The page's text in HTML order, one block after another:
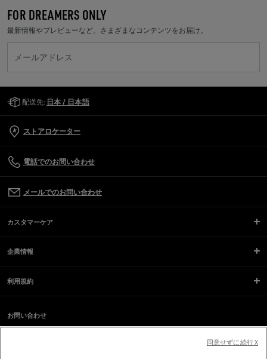
FOR DREAMERS ONLY
最新情報やプレビューなど、さまざまなコンテンツをお届け。
メールアドレス
配送先: 日本 / 日本語
ストアロケーター
電話でのお問い合わせ
メールでのお問い合わせ
カスタマーケア
企業情報
利用規約
お問い合わせ
スクリーンリーダーのご利用に際し、問題が発生していますか？
同意せずに続行 X